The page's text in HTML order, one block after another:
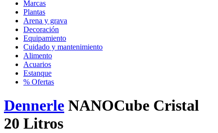
Marcas
Plantas
Arena y grava
Decoración
Equipamiento
Cuidado y mantenimiento
Alimento
Acuarios
Estanque
% Ofertas
Dennerle NANOCube Cristal
20 Litros